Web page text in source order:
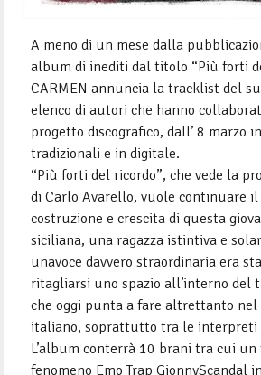
A meno di un mese dalla
album di inediti dal titolo “Più forti
CARMEN annuncia la tracklist del
elenco di autori che hanno
progetto discografico, dall’ 8 marzo
tradizionali e in digitale.
“Più forti del ricordo”, che vede la
di Carlo Avarello, vuole continuare il
costruzione e crescita di questa
siciliana, una ragazza istintiva e
unavoce davvero straordinaria era
ritagliarsi uno spazio all’interno del
che oggi punta a fare altrettanto nel
italiano, soprattutto tra le interpreti
L’album conterrà 10 brani tra cui
fenomeno Emo Trap GionnyScandal